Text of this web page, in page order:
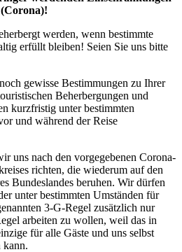
werden, wenn bestimmte
erfüllt bleiben! Seien Sie uns bitte
gewisse Bestimmungen zu Ihrer
Beherbergungen und
kurzfristig unter bestimmten
und während der Reise
uns nach den vorgegebenen Corona-
richten, die wiederum auf den
Bundeslandes beruhen. Wir dürfen
unter bestimmten Umständen für
3-G-Regel zusätzlich nur
arbeiten zu wollen, weil das in
für alle Gäste und uns selbst
kann.